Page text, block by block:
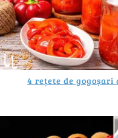
4 rețete de gogoșari